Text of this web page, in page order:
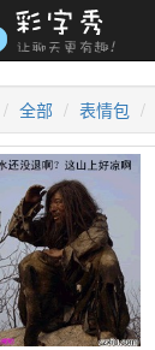
全部 表情包